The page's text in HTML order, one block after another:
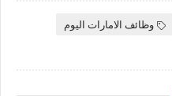
وظائف الامارات اليوم